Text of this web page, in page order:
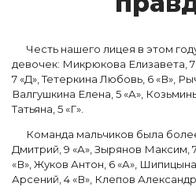
Честь нашего лицея в этом
девочек: Микрюкова Елизавета,
7 «Д», Тетеркина Любовь, 6 «В»,
Валгушкина Елена, 5 «А»,
Татьяна, 5 «Г».
Команда мальчиков была
Дмитрий, 9 «А», Зырянов Максим,
«В», Жуков Антон, 6 «А»,
Арсений, 4 «В», Клепов